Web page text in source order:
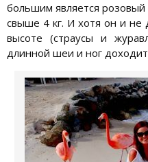
большим является
свыше 4 кг. И хотя он и не
высоте (страусы и
длинной шеи и ног